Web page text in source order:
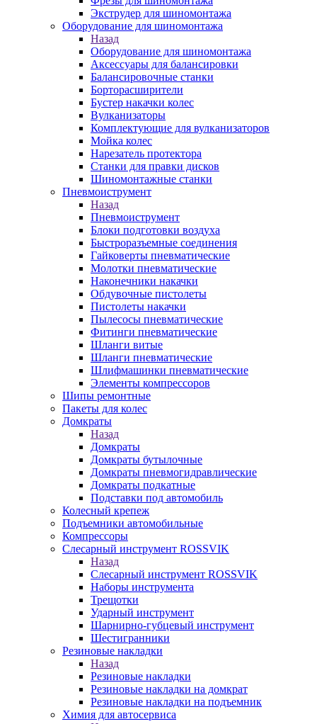
Экструдер для шиномонтажа
Оборудование для шиномонтажа
Назад
Оборудование для шиномонтажа
Аксессуары для балансировки
Балансировочные станки
Борторасширители
Бустер накачки колес
Вулканизаторы
Комплектующие для вулканизаторов
Мойка колес
Нарезатель протектора
Станки для правки дисков
Шиномонтажные станки
Пневмоиструмент
Назад
Пневмоиструмент
Блоки подготовки воздуха
Быстроразъемные соединения
Гайковерты пневматические
Молотки пневматические
Наконечники накачки
Обдувочные пистолеты
Пистолеты накачки
Пылесосы пневматические
Фитинги пневматические
Шланги витые
Шланги пневматические
Шлифмашинки пневматические
Элементы компрессоров
Шипы ремонтные
Пакеты для колес
Домкраты
Назад
Домкраты
Домкраты бутылочные
Домкраты пневмогидравлические
Домкраты подкатные
Подставки под автомобиль
Колесный крепеж
Подъемники автомобильные
Компрессоры
Слесарный инструмент ROSSVIK
Назад
Слесарный инструмент ROSSVIK
Наборы инструмента
Трещотки
Ударный инструмент
Шарнирно-губцевый инструмент
Шестигранники
Резиновые накладки
Назад
Резиновые накладки
Резиновые накладки на домкрат
Резиновые накладки на подъемник
Химия для автосервиса